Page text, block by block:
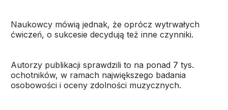
Naukowcy mówią jednak, że oprócz wytrwałych
ćwiczeń, o sukcesie decydują też inne czynniki.
Autorzy publikacji sprawdzili to na ponad 7 tys.
ochotników, w ramach największego badania
osobowości i oceny zdolności muzycznych.